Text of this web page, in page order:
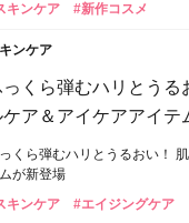
キンケア
#新作コスメ
ンケア
っくら弾むハリとうる
ケア＆アイケアアイテ
くら弾むハリとうるおい！
が新登場
キンケア
#エイジングケア